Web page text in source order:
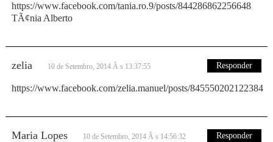
https://www.facebook.com/tania.ro.9/posts/844286862256648
TÃ¢nia Alberto
zelia 10 de Setembro, 2014 Ã s 13:37:55 Responder
https://www.facebook.com/zelia.manuel/posts/845550202122384
Maria Lopes 10 de Setembro, 2014 Ã s 14:56:32 Responder